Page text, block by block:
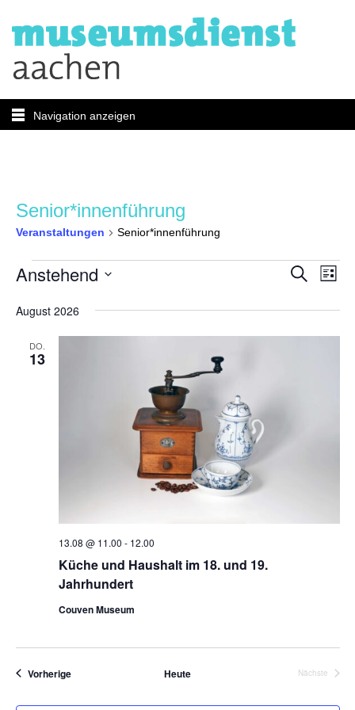
Navigation anzeigen
Senior*innenführung
Veranstaltungen Senior*innenführung
Veranstaltungen Suche
Liste
Anstehend
wählen.
August 2026
DO.
13
Küche und Haushalt im 18. und 19.
Jahrhundert
13.08 @ 11.00 - 12.00
Couven Museum
VorherigeVeranstaltungen Heute
Nächste